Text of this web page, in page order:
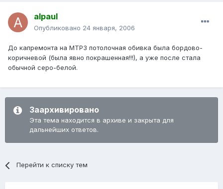
alpaul
Опубликовано 24 января, 2006
До капремонта на МТРЗ потолочная обивка была бордово-
коричневой (была явно покрашенная!!!), а уже после стала
обычной серо-белой.
Заархивировано
Эта тема находится в архиве и закрыта для
дальнейших ответов.
Перейти к списку тем